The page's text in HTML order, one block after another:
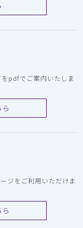
pdfでご案内いたしま
ジをご利用いただけま